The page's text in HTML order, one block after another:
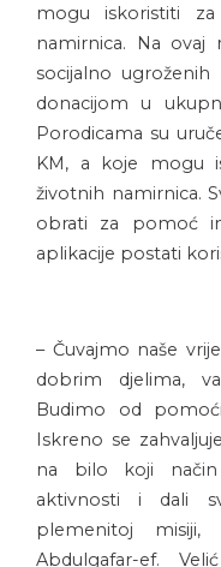
mogu iskoristiti
namirnica. Na ovaj
socijalno
donacijom u
Porodicama su
KM, a koje mogu
životnih namirnica.
obrati za pomoć
aplikacije postati
– Čuvajmo naše
dobrim djelima,
Budimo od
Iskreno se
na bilo koji način
aktivnosti i dali
plemenitoj
Abdulgafar-ef.